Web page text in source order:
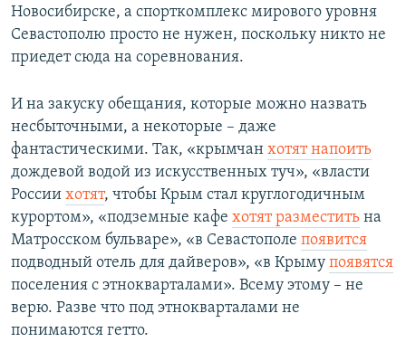
Новосибирске, а спорткомплекс мирового уровня
Севастополю просто не нужен, поскольку никто не
приедет сюда на соревнования.
И на закуску обещания, которые можно назвать
несбыточными, а некоторые – даже
фантастическими. Так, «крымчан хотят напоить
дождевой водой из искусственных туч», «власти
России хотят, чтобы Крым стал круглогодичным
курортом», «подземные кафе хотят разместить на
Матросском бульваре», «в Севастополе появится
подводный отель для дайверов», «в Крыму появятся
поселения с этнокварталами». Всему этому – не
верю. Разве что под этнокварталами не
понимаются гетто.